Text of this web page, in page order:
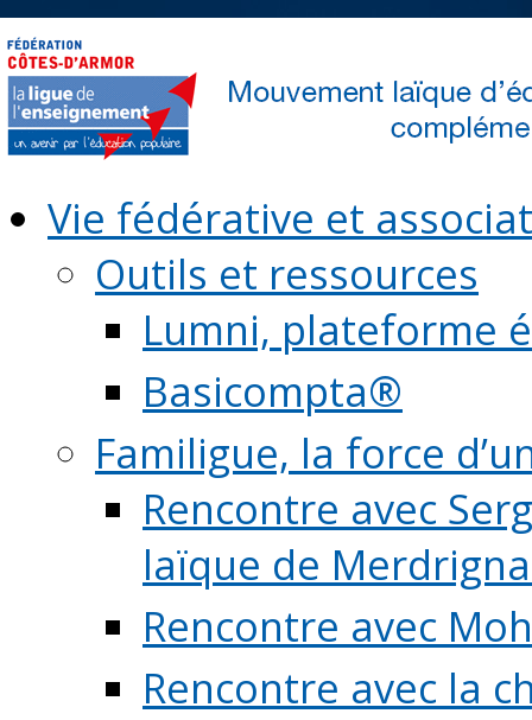
Vie fédérative et
Outils et ressources
Lumni, plateforme
Basicompta®
Familigue, la force
Rencontre avec
laïque de
Rencontre avec
Rencontre avec la